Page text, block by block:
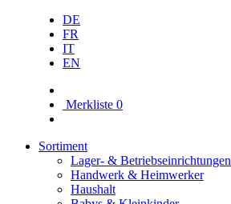
DE
FR
IT
EN
Merkliste 0
Sortiment
Lager- & Betriebs­einrichtungen
Handwerk & Heimwerker
Haushalt